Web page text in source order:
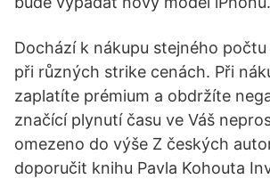
Dochází k nákupu stejného
při různých strike cenách. Při
zaplatíte prémium a obdržíte
značící plynutí času ve Váš
omezeno do výše Z českých
doporučit knihu Pavla Kohouta